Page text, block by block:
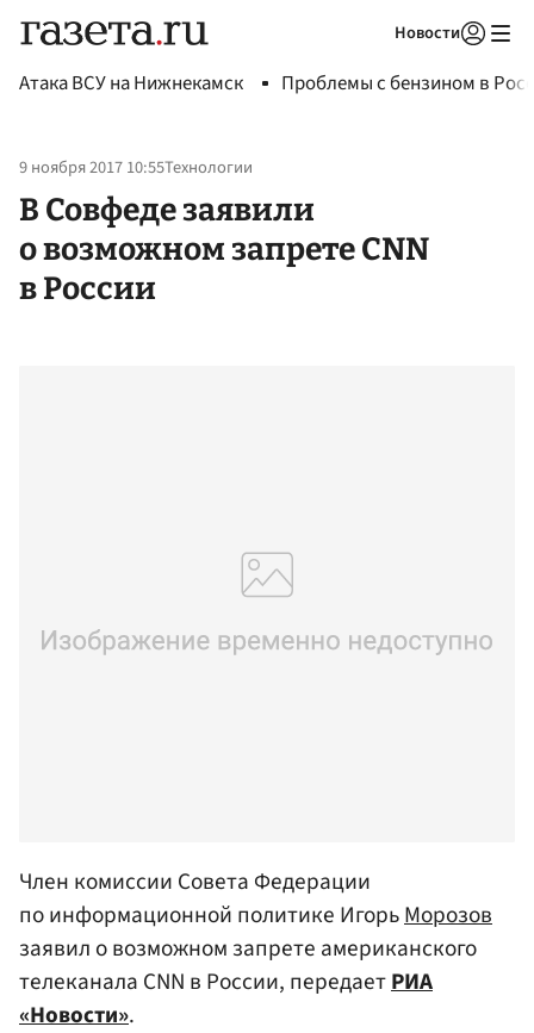
Новости
Атака ВСУ на Нижнекамск Проблемы с бензином в
9 ноября 2017 10:55Технологии
В Совфеде заявили
о возможном запрете CNN
в России
Член комиссии Совета Федерации
по информационной политике ИгорьМорозов
заявил о возможном запрете американского
телеканала CNN в России, передаетРИА
«Новости».